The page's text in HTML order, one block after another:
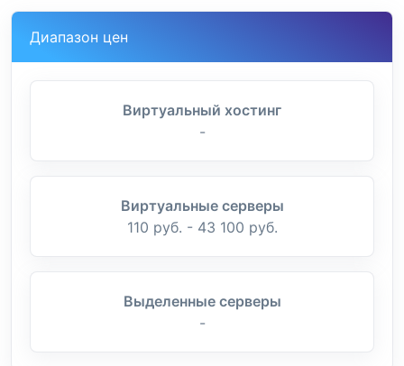
Диапазон цен
Виртуальный хостинг
-
Виртуальные серверы
110 руб. - 43 100 руб.
Выделенные серверы
-